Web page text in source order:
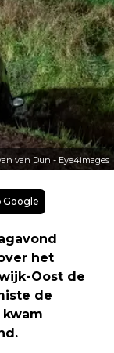
van Dun - Eye4images
Google
het
Oost de
de